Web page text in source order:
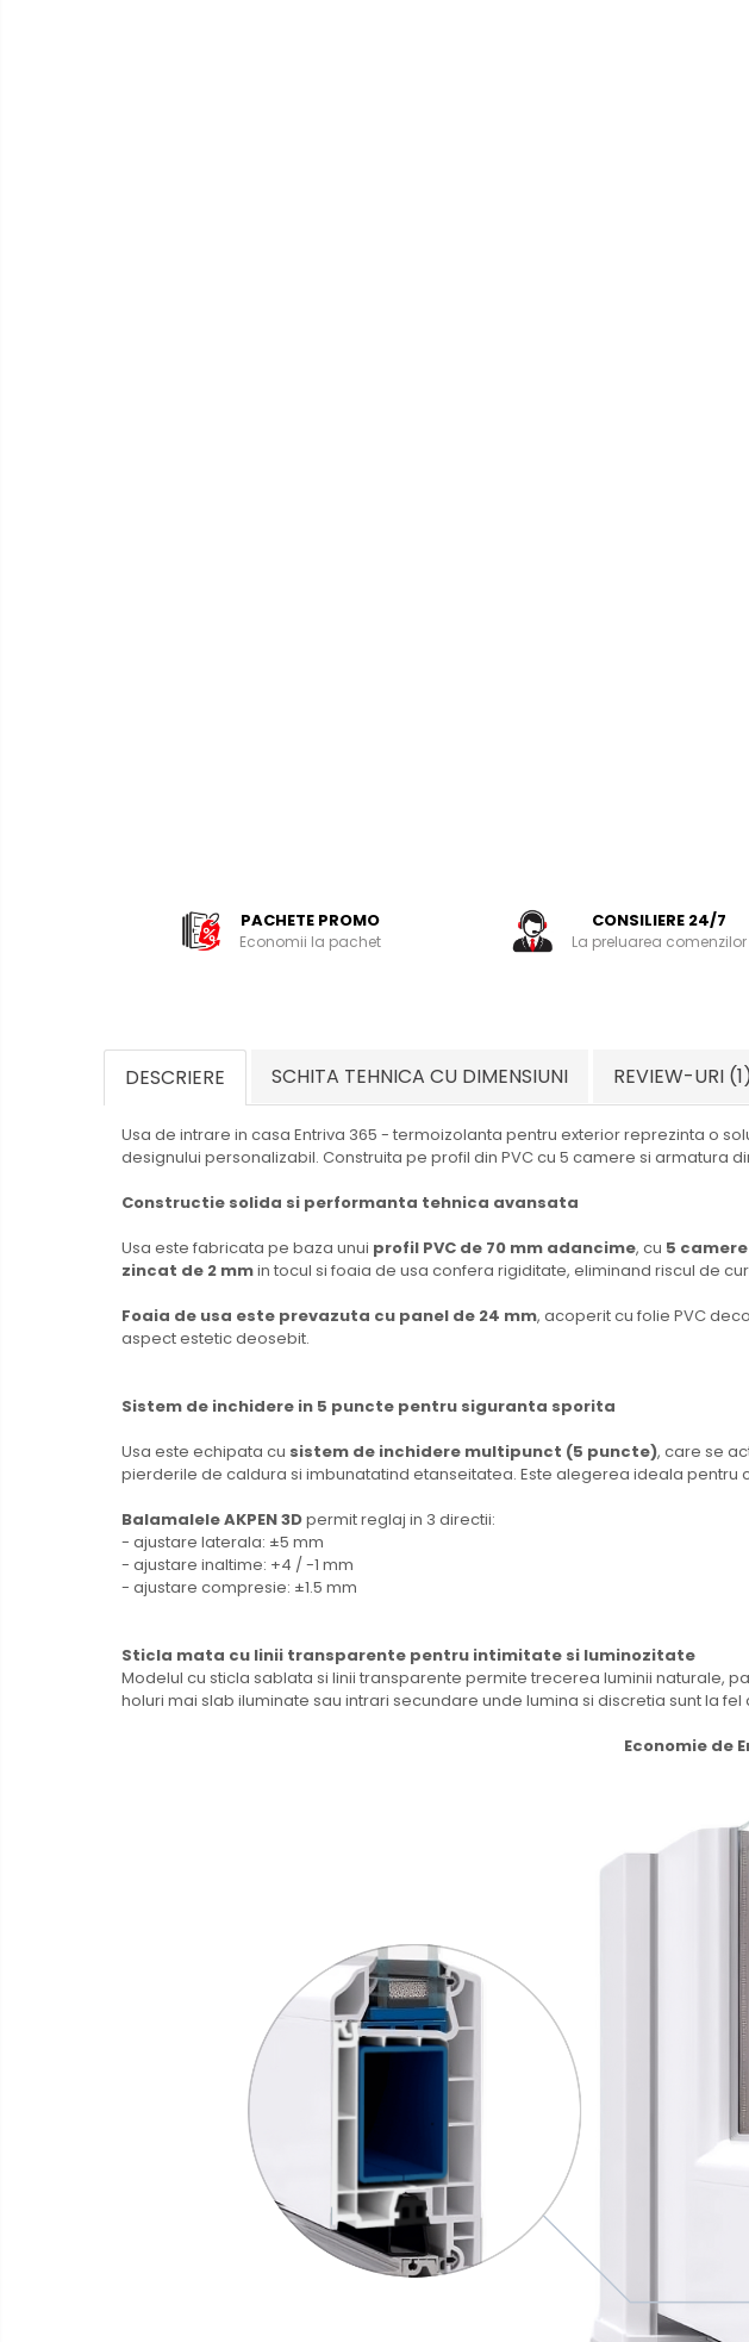
PACHETE PROMO
Economii la pachet
CONSILIERE 24/7
La preluarea comenzilor
DESCRIERE SCHITA TEHNICA CU DIMENSIUNI REVIEW-URI (1)
Usa de intrare in casa Entriva 365 - termoizolanta pentru exterior reprezinta o
designului personalizabil. Construita pe profil din PVC cu 5 camere si
Constructie solida si performanta tehnica avansata
Usa este fabricata pe baza unui profil PVC de 70 mm adancime, cu 5
zincat de 2 mmin tocul si foaia de usa confera rigiditate, eliminand riscul de
Foaia de usa este prevazuta cu panel de 24 mm, acoperit cu folie PVC
aspect estetic deosebit.
Sistem de inchidere in 5 puncte pentru siguranta sporita
Usa este echipata cu sistem de inchidere multipunct (5 puncte), care se
pierderile de caldura si imbunatatind etanseitatea. Este alegerea ideala
Balamalele AKPEN 3Dpermit reglaj in 3 directii:
- ajustare laterala: ±5 mm
- ajustare inaltime: +4 / -1 mm
- ajustare compresie: ±1.5 mm
Sticla mata cu linii transparente pentru intimitate si luminozitate
Modelul cu sticla sablata si linii transparente permite trecerea luminii naturale,
holuri mai slab iluminate sau intrari secundare unde lumina si discretia sunt la
Economie de